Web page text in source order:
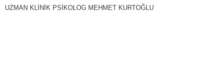
UZMAN KLİNİK PSİKOLOG MEHMET KURTOĞLU